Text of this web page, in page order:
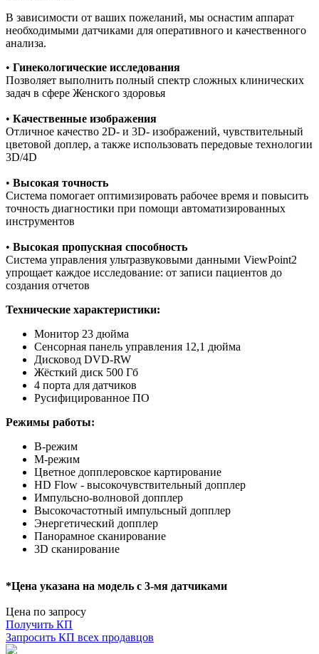
В зависимости от ваших пожеланий, мы оснастим аппарат
необходимыми датчиками для оперативного и качественного
анализа.
• Гинекологические исследования
Позволяет выполнить полный спектр сложных клинических
задач в сфере Женского здоровья
• Качественные изображения
Отличное качество 2D- и 3D- изображений, чувствительный
цветовой доплер, а также использовать передовые технологии
3D/4D
• Высокая точность
Система помогает оптимизировать рабочее время и повысить
точность диагностики при помощи автоматизированных
инструментов
• Высокая пропускная способность
Система управления ультразвуковыми данными ViewPoint2
упрощает каждое исследование: от записи пациентов до
создания отчетов
Технические характеристики:
Монитор 23 дюйма
Сенсорная панель управления 12,1 дюйма
Дисковод DVD-RW
Жёсткий диск 500 Гб
4 порта для датчиков
Русифицированное ПО
Режимы работы:
В-режим
М-режим
Цветное допплеровское картирование
HD Flow - высокочувствительный допплер
Импульсно-волновой допплер
Высокочастотный импульсный допплер
Энергетический допплер
Панорамное сканирование
3D сканирование
*Цена указана на модель с 3-мя датчиками
Цена по запросу
Получить КП
Запросить КП всех продавцов